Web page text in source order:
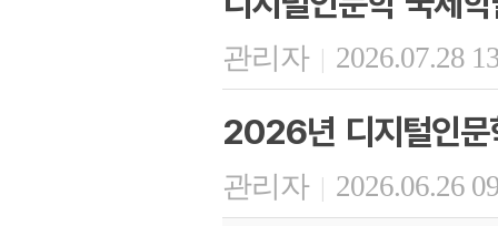
관리자 | 2026.07.28
2026년 디지털인문
관리자 | 2026.06.26